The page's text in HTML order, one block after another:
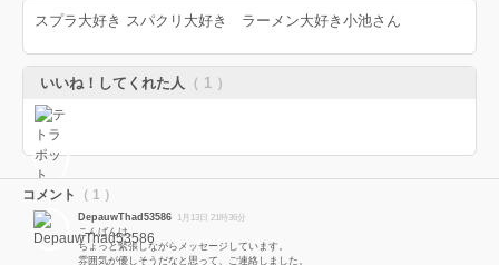
スプラ大好き スパクリ大好き ラーメン大好き小池さん
いいね！してくれた人 （ 1 ）
コメント （ 1 ）
DepauwThad53586 1月13日 21時36分
こんばんは。
ちょっと緊張しながらメッセージしています。
雰囲気が優しそうだなと思って、ご連絡しました。